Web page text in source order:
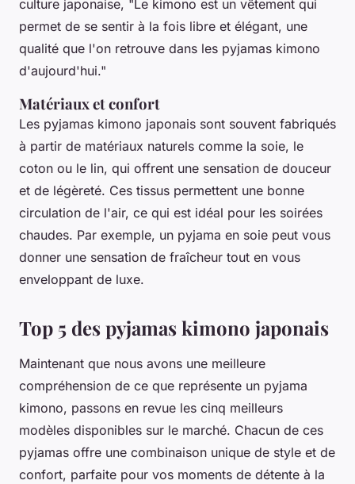
culture japonaise, "Le kimono est un vêtement qui
permet de se sentir à la fois libre et élégant, une
qualité que l'on retrouve dans les pyjamas kimono
d'aujourd'hui."
Matériaux et confort
Les pyjamas kimono japonais sont souvent fabriqués
à partir de matériaux naturels comme la soie, le
coton ou le lin, qui offrent une sensation de douceur
et de légèreté. Ces tissus permettent une bonne
circulation de l'air, ce qui est idéal pour les soirées
chaudes. Par exemple, un pyjama en soie peut vous
donner une sensation de fraîcheur tout en vous
enveloppant de luxe.
Top 5 des pyjamas kimono japonais
Maintenant que nous avons une meilleure
compréhension de ce que représente un pyjama
kimono, passons en revue les cinq meilleurs
modèles disponibles sur le marché. Chacun de ces
pyjamas offre une combinaison unique de style et de
confort, parfaite pour vos moments de détente à la